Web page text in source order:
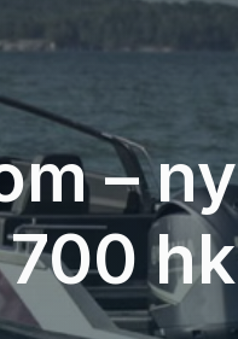
– ny
hk